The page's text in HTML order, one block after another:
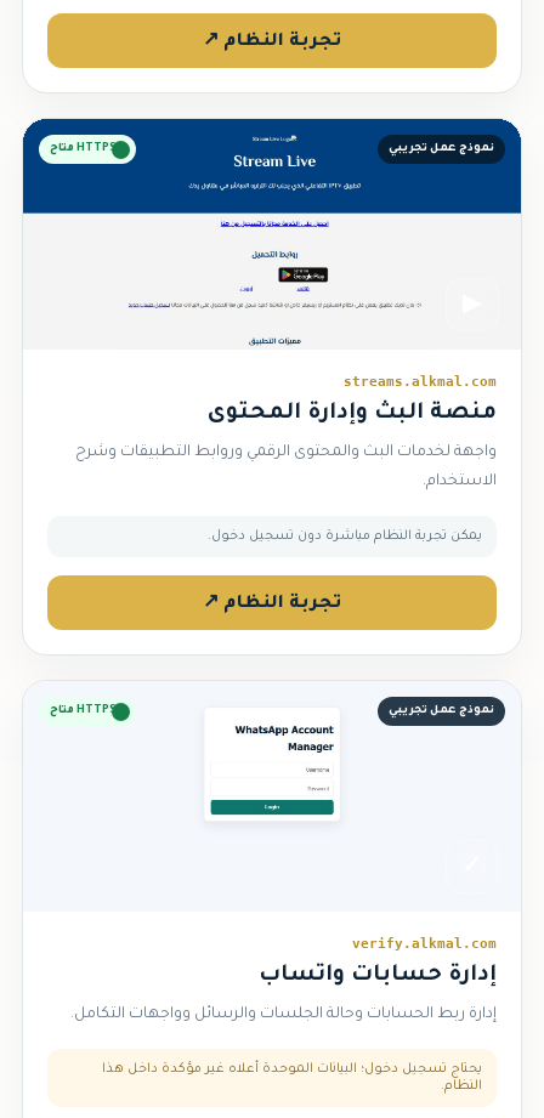
تجربة النظام ↗
نموذج عمل تجريبي HTTPS متاح
streams.alkmal.com
منصة البث وإدارة المحتوى
واجهة لخدمات البث والمحتوى الرقمي وروابط التطبيقات وشرح
الاستخدام.
يمكن تجربة النظام مباشرة دون تسجيل دخول.
تجربة النظام ↗
نموذج عمل تجريبي HTTPS متاح
verify.alkmal.com
إدارة حسابات واتساب
إدارة ربط الحسابات وحالة الجلسات والرسائل وواجهات التكامل.
يحتاج تسجيل دخول؛ البيانات الموحدة أعلاه غير مؤكدة داخل هذا
النظام.